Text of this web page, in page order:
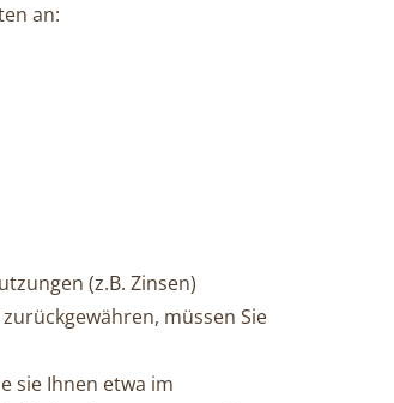
an:
(z.B. Zinsen)
müssen Sie
sie Ihnen etwa im